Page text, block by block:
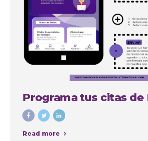
Programa tus citas de
Read more